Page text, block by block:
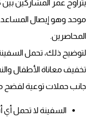
موحد وهو إيصال
المحاصرين.
لتوضيح ذلك، تحمل
تخفيف معاناة الأطفال
جانب حملات توعية لفضح
السفينة لا تحمل